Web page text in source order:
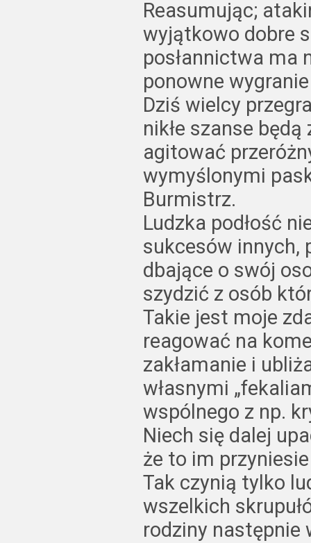
Reasumując;
wyjątkowo dobre
posłannictwa ma
ponowne
Dziś wielcy
nikłe szanse
agitować
wymyślonymi
Burmistrz.
Ludzka podłość
sukcesów innych,
dbające o swój
szydzić z osób
Takie jest moje
reagować na
zakłamanie i
własnymi
wspólnego z np.
Niech się dalej
że to im
Tak czynią tylko
wszelkich
rodziny następnie